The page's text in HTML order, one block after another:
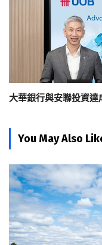
大華銀行與安聯投資
You May Also